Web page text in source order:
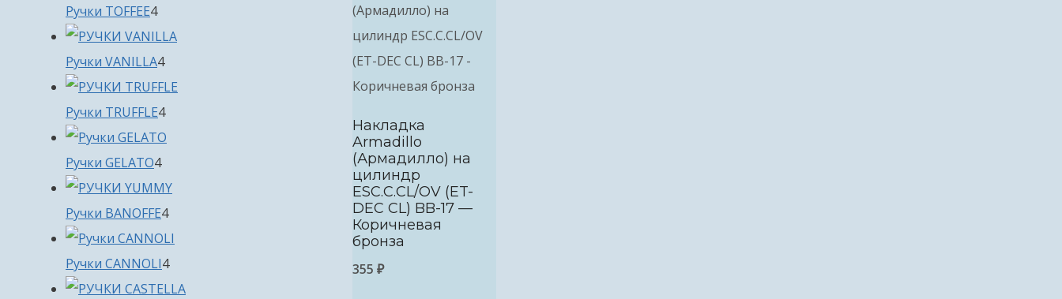
Накладка
Armadillo
(Армадилло) на
цилиндр
ESC.C.CL/OV (ET-
DEC CL) BB-17 —
Коричневая
бронза
355 ₽
Ручки TOFFEE44
товара
Ручки VANILLA44
товара
Ручки TRUFFLE44
товара
Ручки GELATO44
товара
Ручки BANOFFE44
товара
Ручки CANNOLI44
товара